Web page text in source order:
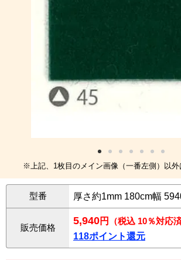
※上記、1枚目のメイン画像（一番左側）以外
型番 厚さ約1mm 180cm幅
販売価格
5,940円
（税込 10％対応
118ポイント還元